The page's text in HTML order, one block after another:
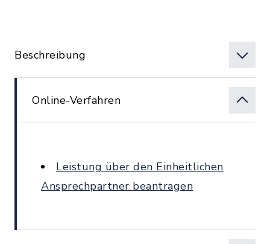
Beschreibung
Online-Verfahren
Leistung über den Einheitlichen
Ansprechpartner beantragen